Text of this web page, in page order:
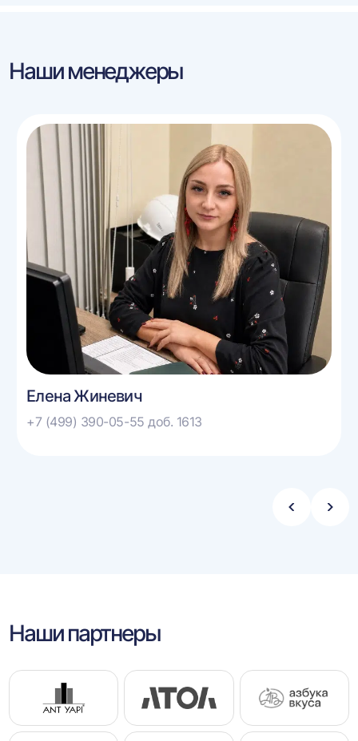
Наши менеджеры
Елена Жиневич
+7 (499) 390-05-55 доб. 1613
Стрелка
Наши партнеры